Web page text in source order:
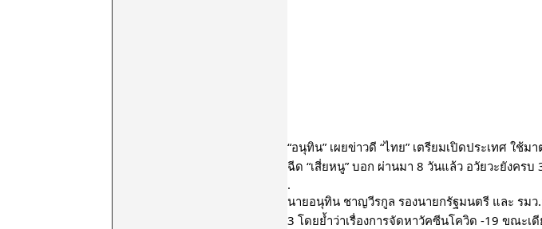
“อนุทิน” เผยข่าวดี “ไทย” เตรียมเปิดประเทศ ใช้
ฉีด “เสี่ยหนู” บอก ผ่านมา 8 วันแล้ว อวัยวะยังครบ
.
นายอนุทิน ชาญวีรกูล รองนายกรัฐมนตรี และ รม
3 โดยย้ำว่าเรื่องการจัดหาวัคซีนโควิด -19 ขณะ